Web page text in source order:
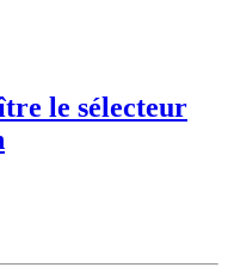
le sélecteur